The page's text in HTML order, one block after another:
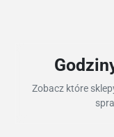
Zobacz które